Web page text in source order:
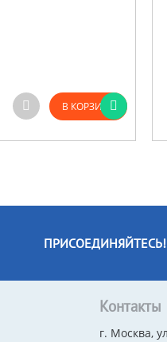
В КОРЗИНУ
ПРИСОЕДИНЯЙТЕСЬ!
Контакты
г. Москва,